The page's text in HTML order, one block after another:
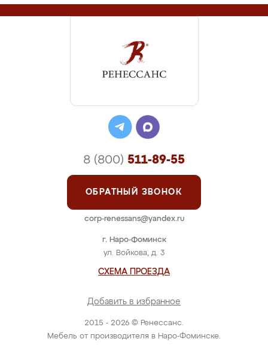
2015 - 2026 © Ренессанс.
Мебель от производителя в Наро-Фоминске.
г. Наро-Фоминск
ул. Войкова, д. 3
СХЕМА ПРОЕЗДА
Добавить в избранное
8 (800) 511-89-55
ОБРАТНЫЙ ЗВОНОК
corp-renessans@yandex.ru